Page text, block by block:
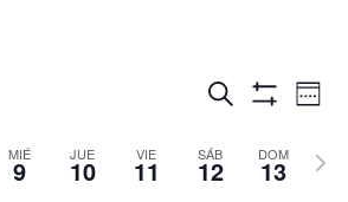
búsqueda
y
Buscar
de
de
MIÉ
9 JUE
10 VIE
11 SÁB
12 DOM
13